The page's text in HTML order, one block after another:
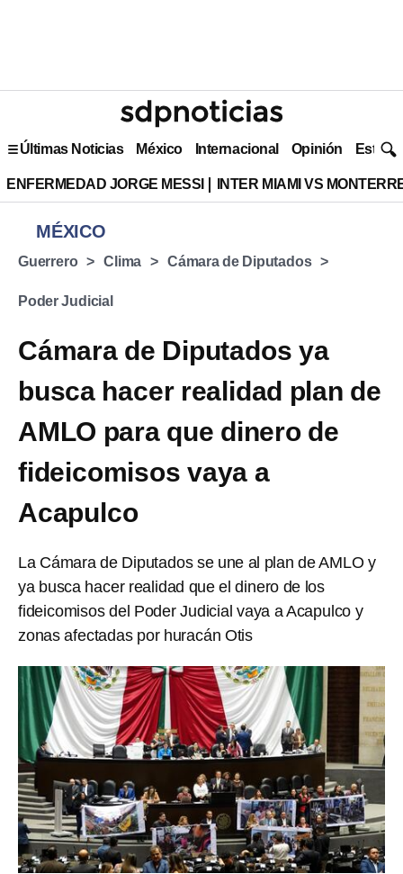
Últimas Noticias México Internacional Opinión Estilo
ENFERMEDAD JORGE MESSI INTER MIAMI VS
MÉXICO
Guerrero Clima Cámara de Diputados
Poder Judicial
Cámara de Diputados ya
busca hacer realidad plan de
AMLO para que dinero de
fideicomisos vaya a
Acapulco
La Cámara de Diputados se une al plan de AMLO y
ya busca hacer realidad que el dinero de los
fideicomisos del Poder Judicial vaya a Acapulco y
zonas afectadas por huracán Otis